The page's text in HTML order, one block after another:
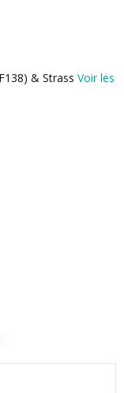
& Strass Voir les